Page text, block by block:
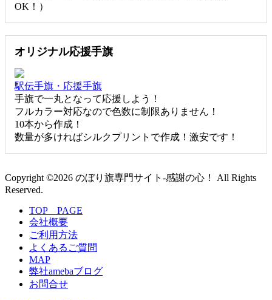
OK！）
オリジナル応援手旗
駅伝手旗・応援手旗
手旗で一丸となって応援しよう！
フルカラー対応なので色数に制限ありません！
10本から作成！
数量が多ければシルクプリントで作成！激安です！
Copyright ©2026 のぼり旗専門サイト-感謝の心！ All Rights
Reserved.
TOP PAGE
会社概要
ご利用方法
よくあるご質問
MAP
弊社amebaブログ
お問合せ